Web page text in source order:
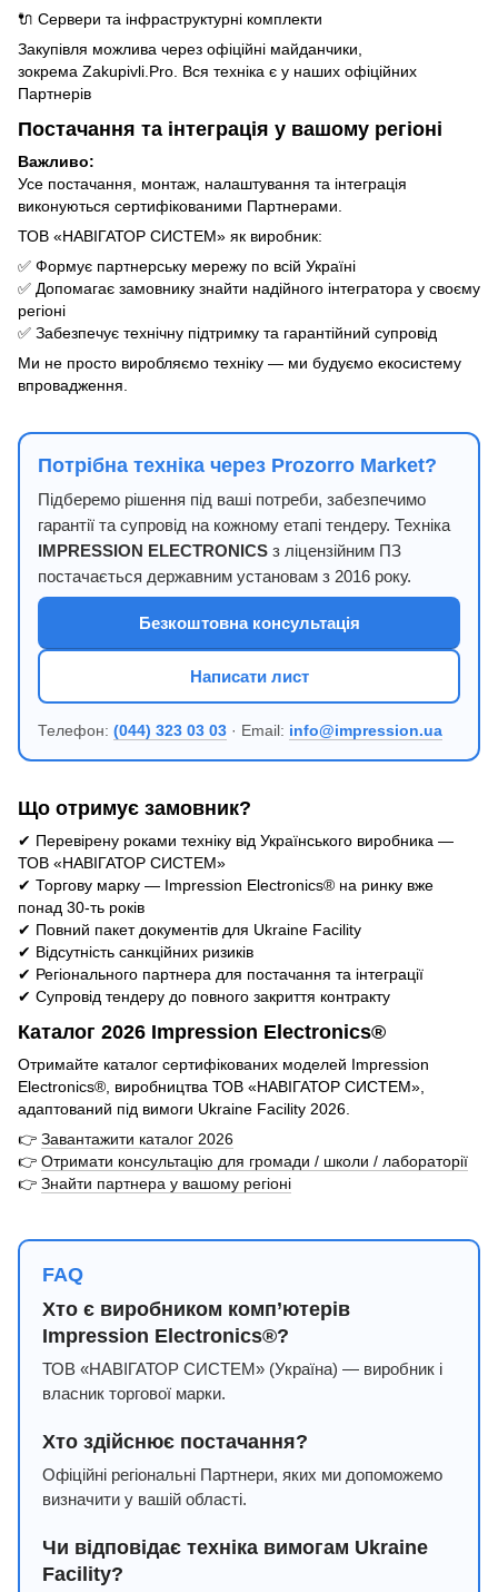
🔌 Сервери та інфраструктурні комплекти
Закупівля можлива через офіційні майданчики,
зокрема Zakupivli.Pro. Вся техніка є у наших офіційних
Партнерів
Постачання та інтеграція у вашому регіоні
Важливо:
Усе постачання, монтаж, налаштування та інтеграція
виконуються сертифікованими Партнерами.
ТОВ «НАВІГАТОР СИСТЕМ» як виробник:
✅ Формує партнерську мережу по всій Україні
✅ Допомагає замовнику знайти надійного інтегратора у своєму
регіоні
✅ Забезпечує технічну підтримку та гарантійний супровід
Ми не просто виробляємо техніку — ми будуємо екосистему
впровадження.
Потрібна техніка через Prozorro Market?
Підберемо рішення під ваші потреби, забезпечимо
гарантії та супровід на кожному етапі тендеру. Техніка
IMPRESSION ELECTRONICS з ліцензійним ПЗ
постачається державним установам з 2016 року.
Безкоштовна консультація
Написати лист
Телефон: (044) 323 03 03 · Email: info@impression.ua
Що отримує замовник?
✔ Перевірену роками техніку від Українського виробника —
ТОВ «НАВІГАТОР СИСТЕМ»
✔ Торгову марку — Impression Electronics® на ринку вже
понад 30-ть років
✔ Повний пакет документів для Ukraine Facility
✔ Відсутність санкційних ризиків
✔ Регіонального партнера для постачання та інтеграції
✔ Супровід тендеру до повного закриття контракту
Каталог 2026 Impression Electronics®
Отримайте каталог сертифікованих моделей Impression
Electronics®, виробництва ТОВ «НАВІГАТОР СИСТЕМ»,
адаптований під вимоги Ukraine Facility 2026.
👉 Завантажити каталог 2026
👉 Отримати консультацію для громади / школи / лабораторії
👉 Знайти партнера у вашому регіоні
FAQ
Хто є виробником комп’ютерів
Impression Electronics®?
ТОВ «НАВІГАТОР СИСТЕМ» (Україна) — виробник і
власник торгової марки.
Хто здійснює постачання?
Офіційні регіональні Партнери, яких ми допоможемо
визначити у вашій області.
Чи відповідає техніка вимогам Ukraine
Facility?